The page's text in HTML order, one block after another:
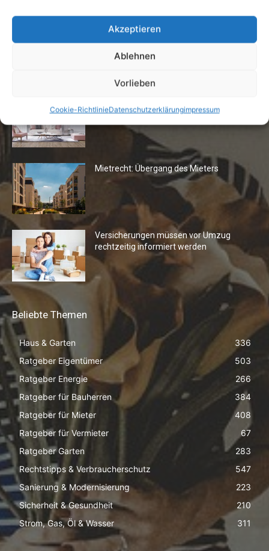
Akzeptieren
Ablehnen
Vorlieben
Cookie-RichtlinieDatenschutzerklärungimpressum
Wohnzimmer
Mietrecht: Übergang des Mieters
Versicherungen müssen vor Umzug
rechtzeitig informiert werden
Beliebte Themen
Haus & Garten
336
Ratgeber Eigentümer
503
Ratgeber Energie
266
Ratgeber für Bauherren
384
Ratgeber für Mieter
408
Ratgeber für Vermieter
67
Ratgeber Garten
283
Rechtstipps & Verbraucherschutz
547
Sanierung & Modernisierung
223
Sicherheit & Gesundheit
210
Strom, Gas, Öl & Wasser
311